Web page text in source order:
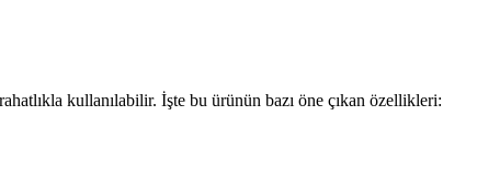
kullanılabilir. İşte bu ürünün bazı öne çıkan özellikleri: